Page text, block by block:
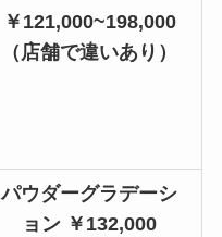
￥121,000~198,000
（店舗で違いあり）
パウダーグラデーシ
ョン ￥132,000